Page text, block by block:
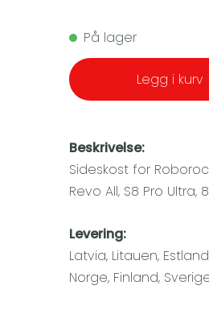
På lager
Legg i kurv
Beskrivelse:
Sideskost for
Revo All, S8 Pro Ultra,
Levering:
Latvia, Litauen,
Norge, Finland,